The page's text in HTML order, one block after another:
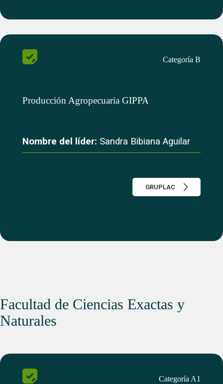
Categoría B
Producción Agropecuaria GIPPA
Nombre del líder: Sandra Bibiana Aguilar
GRUPLAC
Facultad de Ciencias Exactas y
Naturales
Categoría A1